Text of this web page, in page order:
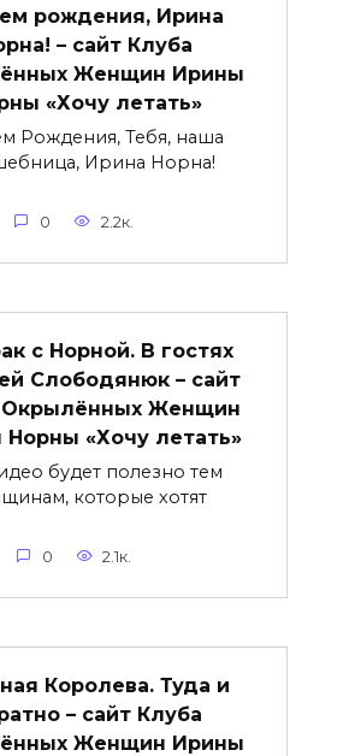
рождения, Ирина
– сайт Клуба
Женщин Ирины
«Хочу летать»
Рождения, Тебя, наша
Ирина Норна!
0 2.2к.
с Норной. В гостях
Слободянюк – сайт
Окрылённых Женщин
«Хочу летать»
будет полезно тем
которые хотят
0 2.1к.
Королева. Туда и
– сайт Клуба
Женщин Ирины